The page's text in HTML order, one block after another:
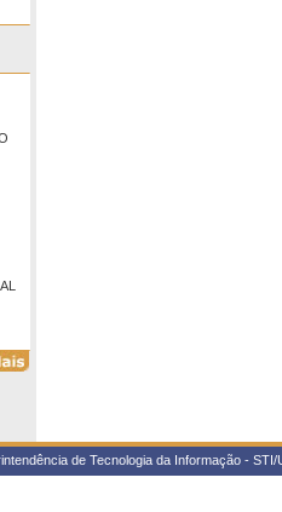
de Tecnologia da Informação -